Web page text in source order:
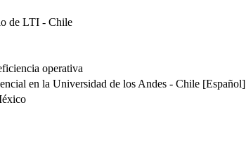
de LTI - Chile
operativa
en la Universidad de los Andes - Chile [Español]